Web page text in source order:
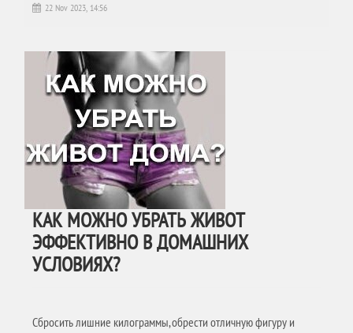
22 Nov 2023, 14:56
КАК МОЖНО УБРАТЬ ЖИВОТ
ЭФФЕКТИВНО В ДОМАШНИХ
УСЛОВИЯХ?
Сбросить лишние килограммы, обрести отличную фигуру и